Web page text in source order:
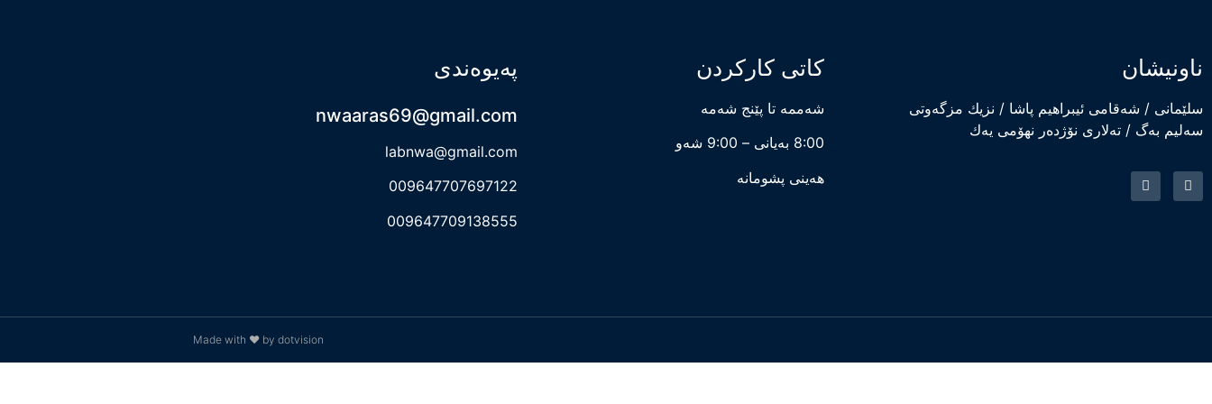
ناونیشان
سلێمانی / شەقامی ئیبراهیم پاشا / نزیك مزگەوتی
سەلیم بەگ / تەلاری نۆژدەر نهۆمی یەك
کاتی کارکردن
شەممە تا پێنج شەمە
8:00 بەیانی – 9:00 شەو
هەینی پشومانە
پەیوەندی
nwaaras69@gmail.com
labnwa@gmail.com
009647707697122
009647709138555
Made with ❤ by dotvision